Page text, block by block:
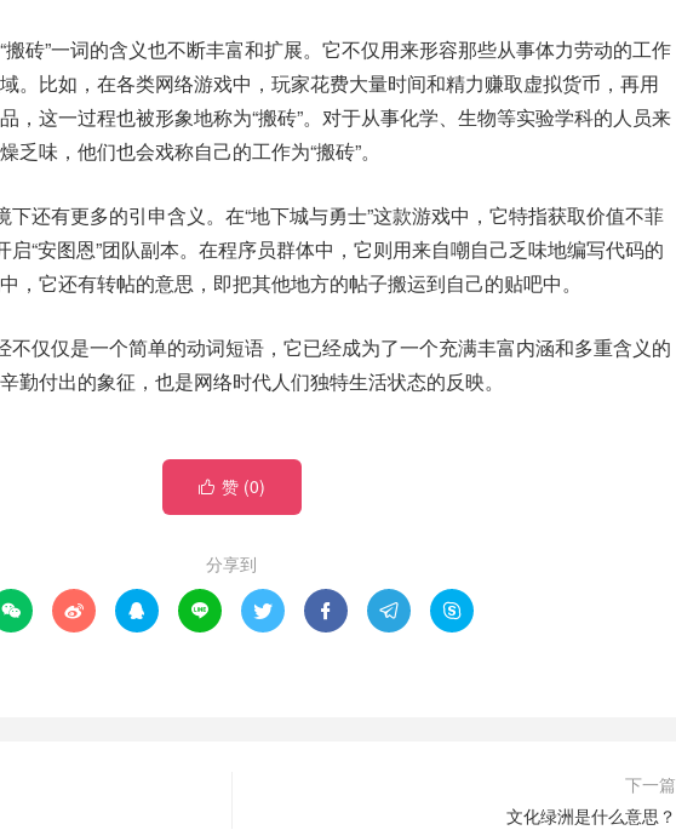
砖”一词的含义也不断丰富和扩展。它不仅用来形容那些从事体力劳动的工作
。比如，在各类网络游戏中，玩家花费大量时间和精力赚取虚拟货币，再用
，这一过程也被形象地称为“搬砖”。对于从事化学、生物等实验学科的人员来
乏味，他们也会戏称自己的工作为“搬砖”。
下还有更多的引申含义。在“地下城与勇士”这款游戏中，它特指获取价值不菲
启“安图恩”团队副本。在程序员群体中，它则用来自嘲自己乏味地编写代码的
，它还有转帖的意思，即把其他地方的帖子搬运到自己的贴吧中。
不仅仅是一个简单的动词短语，它已经成为了一个充满丰富内涵和多重含义的
勤付出的象征，也是网络时代人们独特生活状态的反映。
 赞 (0)
分享到
       
下一篇
文化绿洲是什么意思？